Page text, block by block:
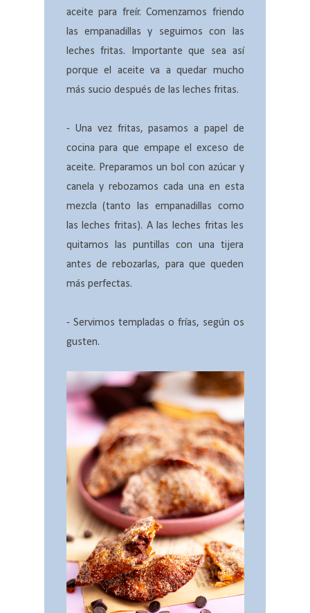
aceite para freír. Comenzamos friendo
las empanadillas y seguimos con las
leches fritas. Importante que sea así
porque el aceite va a quedar mucho
más sucio después de las leches fritas.
- Una vez fritas, pasamos a papel de
cocina para que empape el exceso de
aceite. Preparamos un bol con azúcar y
canela y rebozamos cada una en esta
mezcla (tanto las empanadillas como
las leches fritas). A las leches fritas les
quitamos las puntillas con una tijera
antes de rebozarlas, para que queden
más perfectas.
- Servimos templadas o frías, según os
gusten.